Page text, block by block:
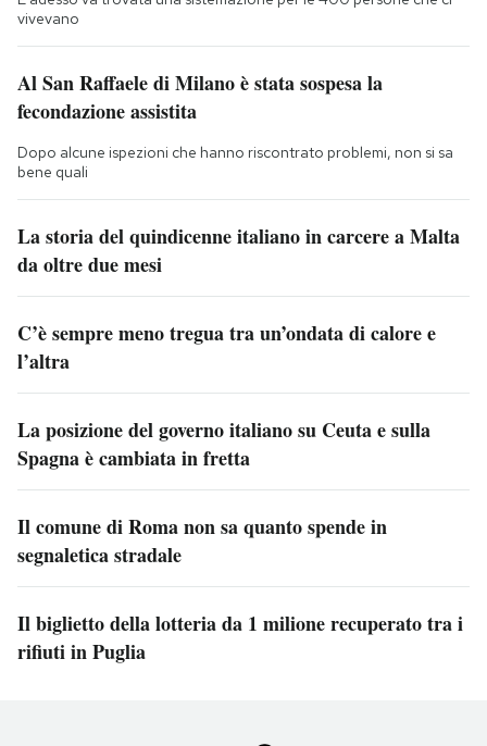
vivevano
Al San Raffaele di Milano è stata sospesa la
fecondazione assistita
Dopo alcune ispezioni che hanno riscontrato problemi, non si sa
bene quali
La storia del quindicenne italiano in carcere a Malta
da oltre due mesi
C’è sempre meno tregua tra un’ondata di calore e
l’altra
La posizione del governo italiano su Ceuta e sulla
Spagna è cambiata in fretta
Il comune di Roma non sa quanto spende in
segnaletica stradale
Il biglietto della lotteria da 1 milione recuperato tra i
rifiuti in Puglia